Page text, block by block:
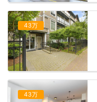
43万
43万